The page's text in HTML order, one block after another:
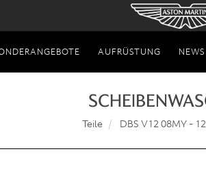
AUFRÜSTUNG NEWS
Teile DBS V12 08MY -